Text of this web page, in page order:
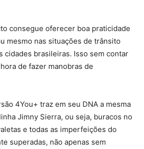
consegue oferecer boa praticidade
mesmo nas situações de trânsito
cidades brasileiras. Isso sem contar
de fazer manobras de
4You+ traz em seu DNA a mesma
Jimny Sierra, ou seja, buracos no
e todas as imperfeições do
superadas, não apenas sem